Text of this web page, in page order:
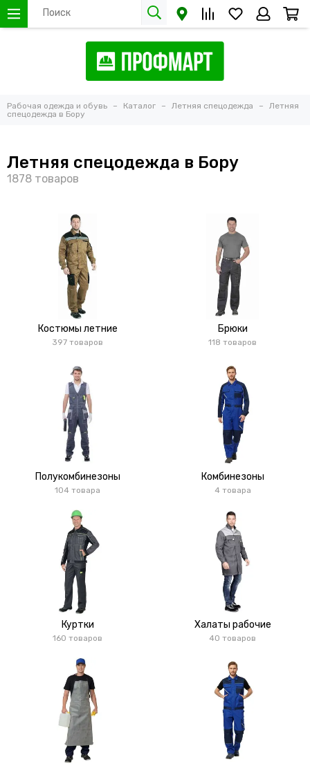
Рабочая одежда и обувь Каталог Летняя спецодежда
Летняя
спецодежда в Бору
Летняя спецодежда в Бору
Костюмы летние
397 товаров
Брюки
118 товаров
Полукомбинезоны
104 товара
Комбинезоны
4 товара
Куртки
160 товаров
Халаты рабочие
40 товаров